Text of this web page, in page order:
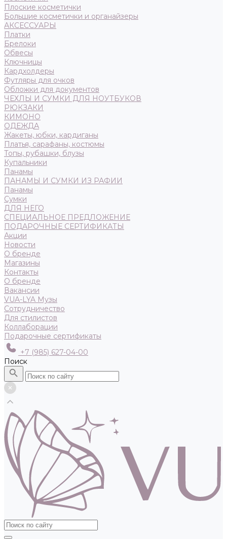
Плоские косметички
Большие косметички и органайзеры
АКСЕССУАРЫ
Платки
Брелоки
Обвесы
Ключницы
Кардхолдеры
Футляры для очков
Обложки для документов
ЧЕХЛЫ И СУМКИ ДЛЯ НОУТБУКОВ
РЮКЗАКИ
КИМОНО
ОДЕЖДА
Жакеты, юбки, кардиганы
Платья, сарафаны, костюмы
Топы, рубашки, блузы
Купальники
Панамы
ПАНАМЫ И СУМКИ ИЗ РАФИИ
Панамы
Сумки
ДЛЯ НЕГО
СПЕЦИАЛЬНОЕ ПРЕДЛОЖЕНИЕ
ПОДАРОЧНЫЕ СЕРТИФИКАТЫ
Акции
Новости
О бренде
Магазины
Контакты
О бренде
Вакансии
VUA-LYA Музы
Сотрудничество
Для стилистов
Коллаборации
Подарочные сертификаты
+7 (985) 627-04-00
Поиск